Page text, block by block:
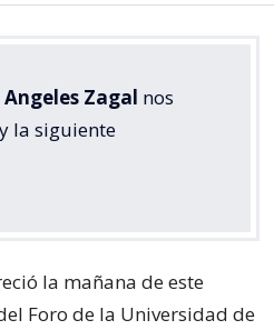
Angeles Zagal nos
la siguiente
la mañana de este
Foro de la Universidad de